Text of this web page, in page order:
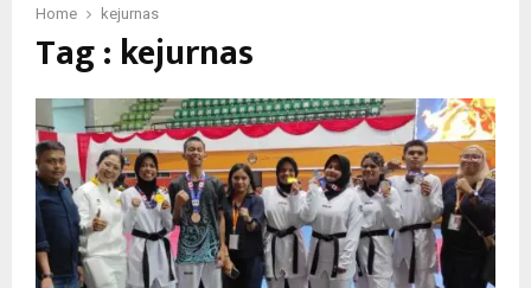
Home kejurnas
Tag : kejurnas